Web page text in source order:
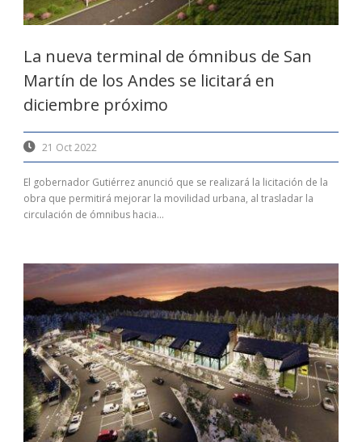
La nueva terminal de ómnibus de San
Martín de los Andes se licitará en
diciembre próximo
21 Oct 2022
El gobernador Gutiérrez anunció que se realizará la licitación de la
obra que permitirá mejorar la movilidad urbana, al trasladar la
circulación de ómnibus hacia...